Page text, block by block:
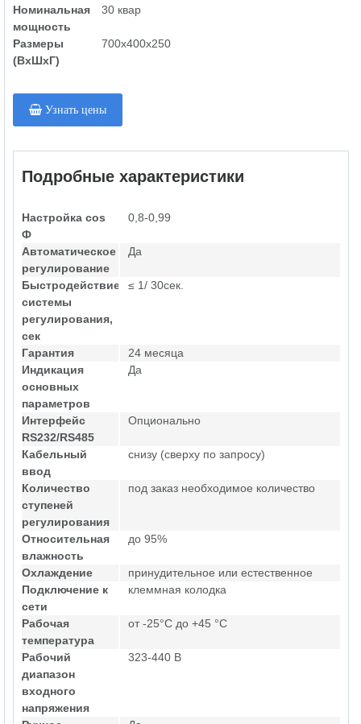
Номинальная
мощность
30 квар
Размеры
(ВхШхГ)
700х400х250
Узнать цены
Подробные характеристики
Настройка cos
Ф
0,8-0,99
Автоматическое
регулирование
Да
Быстродействие
системы
регулирования,
сек
≤ 1/ 30сек.
Гарантия
24 месяца
Индикация
основных
параметров
Да
Интерфейс
RS232/RS485
Опционально
Кабельный
ввод
снизу (сверху по запросу)
Количество
ступеней
регулирования
под заказ необходимое количество
Относительная
влажность
до 95%
Охлаждение
принудительное или естественное
Подключение к
сети
клеммная колодка
Рабочая
температура
от -25°C до +45 °C
Рабочий
диапазон
входного
напряжения
323-440 В